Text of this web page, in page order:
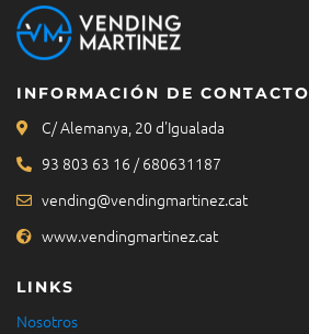
INFORMACIÓN DE CONTACTO
C/ Alemanya, 20 d'Igualada
93 803 63 16 / 680631187
vending@vendingmartinez.cat
www.vendingmartinez.cat
LINKS
Nosotros